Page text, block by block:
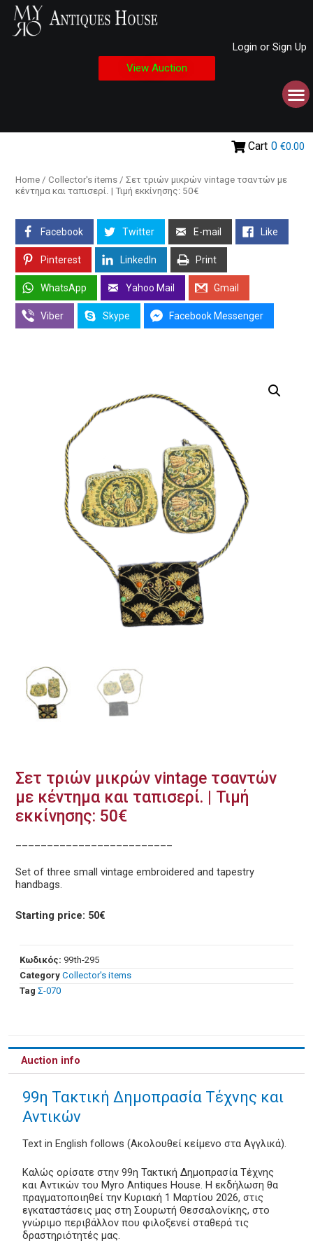
Login or Sign Up
View Auction
Cart 0 €0.00
Home / Collector's items / Σετ τριών μικρών vintage τσαντών με
κέντημα και ταπισερί. | Τιμή εκκίνησης: 50€
Facebook Twitter E-mail Like
Pinterest LinkedIn Print
WhatsApp Yahoo Mail Gmail
Viber Skype Facebook Messenger
Σετ τριών μικρών vintage τσαντών
με κέντημα και ταπισερί. | Τιμή
εκκίνησης: 50€
Set of three small vintage embroidered and tapestry
handbags.
Starting price: 50€
Κωδικός: 99th-295
Category Collector's items
Tag Σ-070
Auction info
99η Τακτική Δημοπρασία Τέχνης και
Αντικών
Text in English follows (Ακολουθεί κείμενο στα Αγγλικά).
Καλώς ορίσατε στην 99η Τακτική Δημοπρασία Τέχνης
και Αντικών του Myro Antiques House. Η εκδήλωση θα
πραγματοποιηθεί την Κυριακή 1 Μαρτίου 2026, στις
εγκαταστάσεις μας στη Σουρωτή Θεσσαλονίκης, στο
γνώριμο περιβάλλον που φιλοξενεί σταθερά τις
δραστηριότητές μας.